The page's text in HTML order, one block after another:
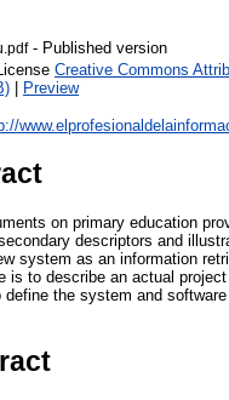
- Published version
Creative Commons
| Preview
on primary education
descriptors and
system as an information
is to describe an actual
the system and